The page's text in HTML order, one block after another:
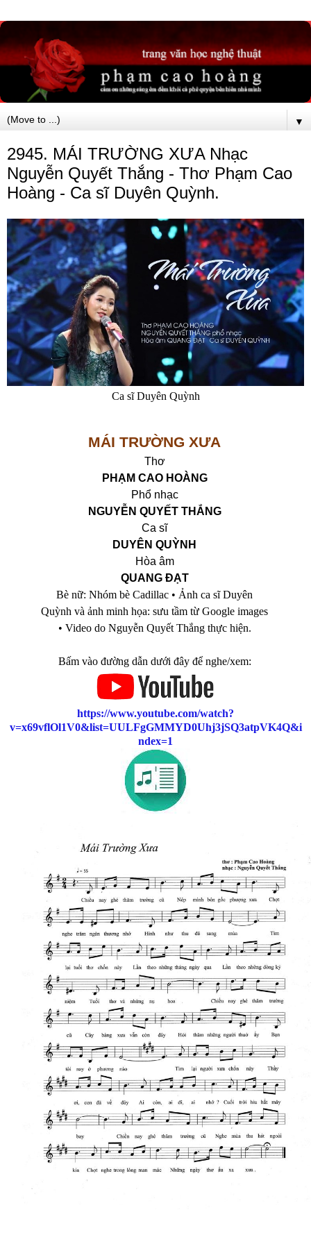
▼
2945. MÁI TRƯỜNG XƯA Nhạc
Nguyễn Quyết Thắng - Thơ Phạm Cao
Hoàng - Ca sĩ Duyên Quỳnh.
Ca sĩ Duyên Quỳnh
MÁI TRƯỜNG XƯA
Thơ
PHẠM CAO HOÀNG
Phổ nhạc
NGUYỄN QUYẾT THẮNG
Ca sĩ
DUYÊN QUỲNH
Hòa âm
QUANG ĐẠT
Bè nữ: Nhóm bè Cadillac • Ảnh ca sĩ Duyên
Quỳnh và ảnh minh họa: sưu tầm từ Google images
• Video do Nguyễn Quyết Thắng thực hiện.
Bấm vào đường dẫn dưới đây để nghe/xem:
https://www.youtube.com/watch?
v=x69vflOl1V0&list=UULFgGMMYD0Uhj3jSQ3atpVK4Q&i
ndex=1